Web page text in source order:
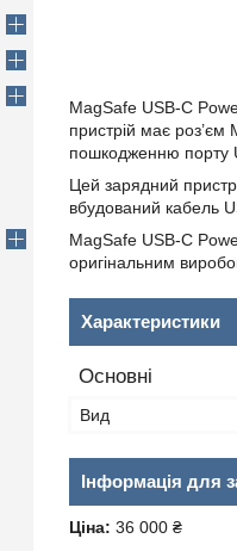
MagSafe USB-C
пристрій має роз’єм
пошкодженню порту
Цей зарядний
вбудований кабель
MagSafe USB-C
оригінальним
Характеристики
Основні
Вид
Інформація для
Ціна: 36 000 ₴